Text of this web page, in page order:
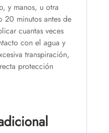
y manos, u otra
20 minutos antes de
cuantas veces
con el agua y
transpiración,
protección